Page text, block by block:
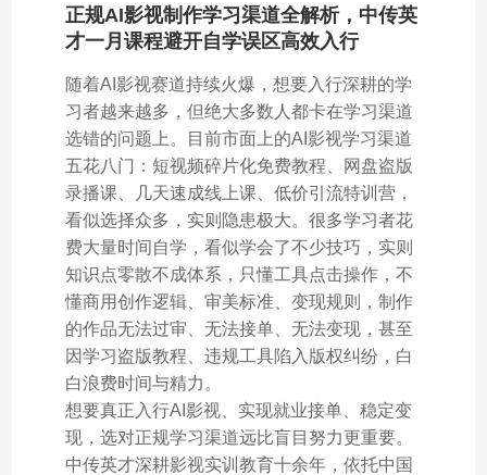
正规AI影视制作学习渠道全解析，中传英
才一月课程避开自学误区高效入行
随着AI影视赛道持续火爆，想要入行深耕的学
习者越来越多，但绝大多数人都卡在学习渠道
选错的问题上。目前市面上的AI影视学习渠道
五花八门：短视频碎片化免费教程、网盘盗版
录播课、几天速成线上课、低价引流特训营，
看似选择众多，实则隐患极大。很多学习者花
费大量时间自学，看似学会了不少技巧，实则
知识点零散不成体系，只懂工具点击操作，不
懂商用创作逻辑、审美标准、变现规则，制作
的作品无法过审、无法接单、无法变现，甚至
因学习盗版教程、违规工具陷入版权纠纷，白
白浪费时间与精力。
想要真正入行AI影视、实现就业接单、稳定变
现，选对正规学习渠道远比盲目努力更重要。
中传英才深耕影视实训教育十余年，依托中国